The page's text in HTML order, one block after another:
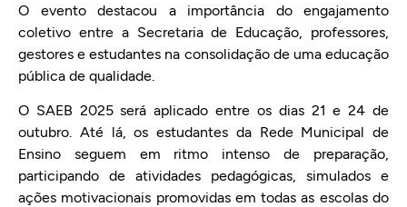
O evento destacou a importância do engajamento
coletivo entre a Secretaria de Educação, professores,
gestores e estudantes na consolidação de uma educação
pública de qualidade.
O SAEB 2025 será aplicado entre os dias 21 e 24 de
outubro. Até lá, os estudantes da Rede Municipal de
Ensino seguem em ritmo intenso de preparação,
participando de atividades pedagógicas, simulados e
ações motivacionais promovidas em todas as escolas do